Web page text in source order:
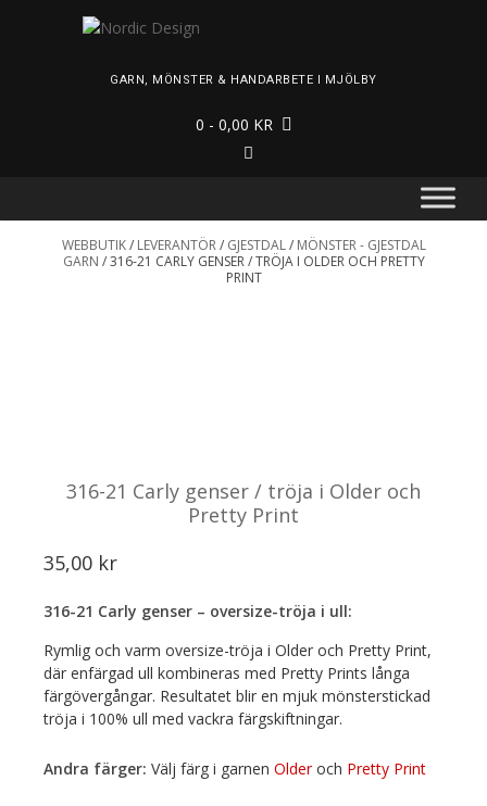
GARN, MÖNSTER & HANDARBETE I MJÖLBY
0 - 0,00 KR
WEBBUTIK/ LEVERANTÖR/ GJESTDAL/ MÖNSTER - GJESTDAL
GARN / 316-21 CARLY GENSER / TRÖJA I OLDER OCH PRETTY
PRINT
316-21 Carly genser / tröja i Older och
Pretty Print
35,00 kr
316-21 Carly genser – oversize-tröja i ull:
Rymlig och varm oversize-tröja i Older och Pretty Print,
där enfärgad ull kombineras med Pretty Prints långa
färgövergångar. Resultatet blir en mjuk mönsterstickad
tröja i 100% ull med vackra färgskiftningar.
Andra färger: Välj färg i garnen Olderoch Pretty Print